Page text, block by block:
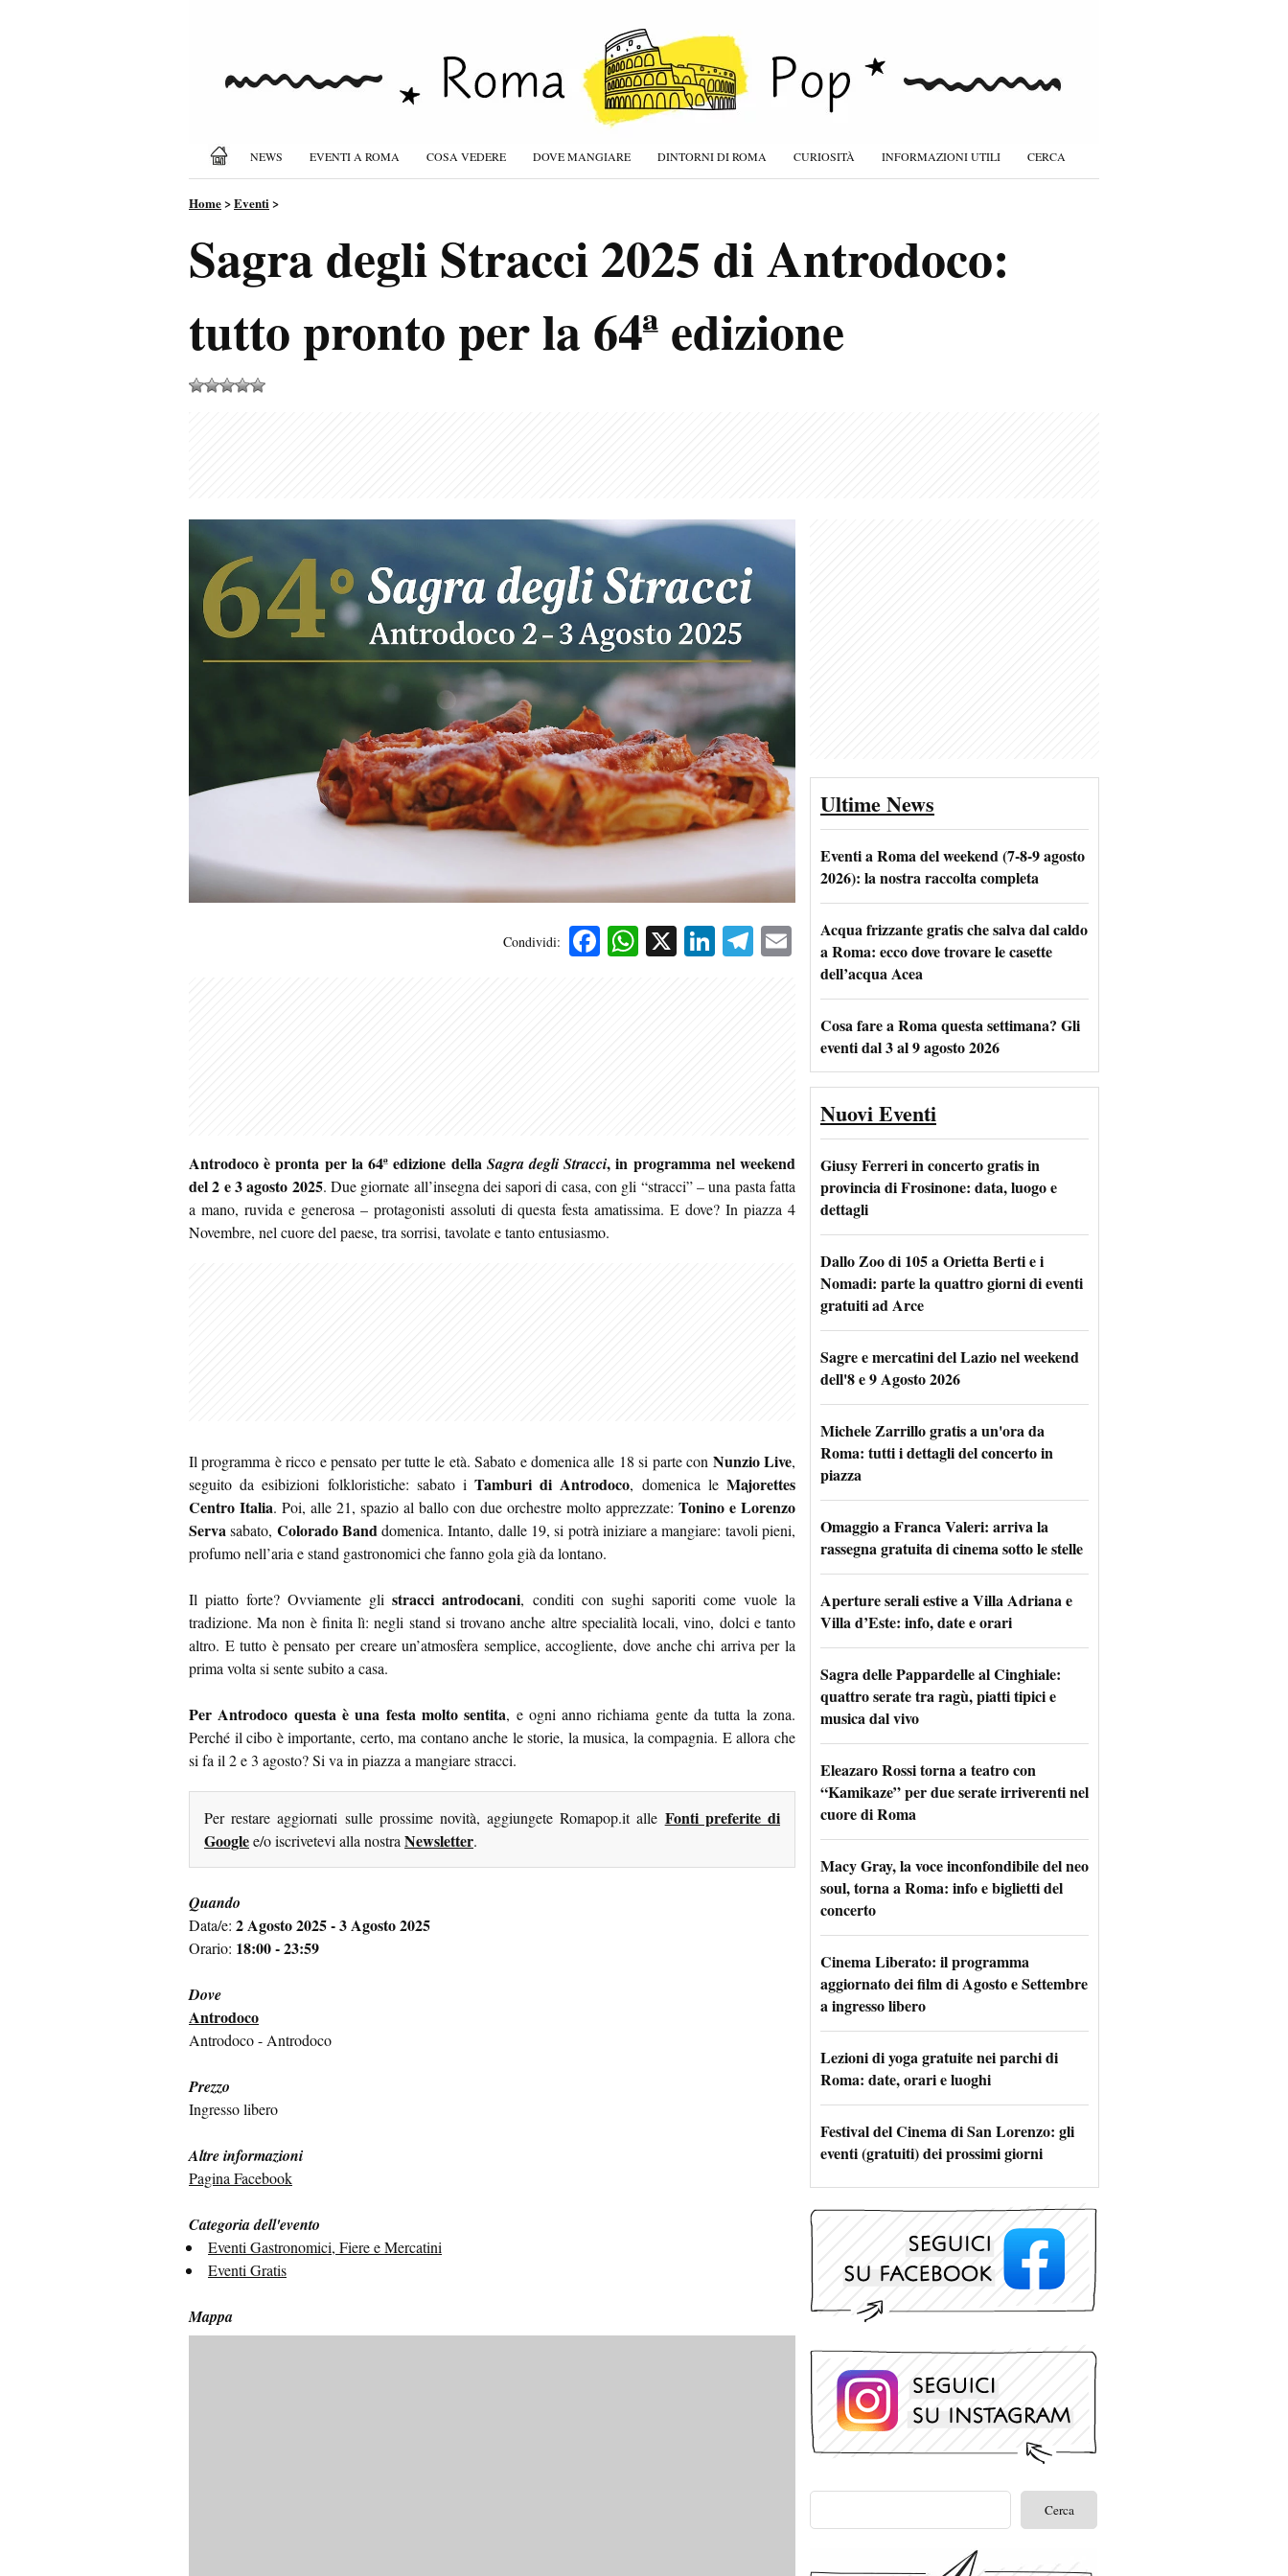
NEWS EVENTI A ROMA COSA VEDERE DOVE MANGIARE DINTORNI DI ROMA CURIOSITÀ INFORMAZIONI UTILI CERCA
Home>Eventi>
Sagra degli Stracci 2025 di Antrodoco:
tutto pronto per la 64ª edizione
Condividi: Facebook
WhatsApp
X LinkedIn
Telegram
Email
Antrodoco è pronta per la 64ª edizione della Sagra degli Stracci, in programma nel weekend
del 2 e 3 agosto 2025. Due giornate all’insegna dei sapori di casa, con gli “stracci” – una pasta fatta
a mano, ruvida e generosa – protagonisti assoluti di questa festa amatissima. E dove? In piazza 4
Novembre, nel cuore del paese, tra sorrisi, tavolate e tanto entusiasmo.
Il programma è ricco e pensato per tutte le età. Sabato e domenica alle 18 si parte con Nunzio Live,
seguito da esibizioni folkloristiche: sabato iTamburi di Antrodoco, domenica leMajorettes
Centro Italia. Poi, alle 21, spazio al ballo con due orchestre molto apprezzate: Tonino e Lorenzo
Servasabato, Colorado Banddomenica. Intanto, dalle 19, si potrà iniziare a mangiare: tavoli pieni,
profumo nell’aria e stand gastronomici che fanno gola già da lontano.
Il piatto forte? Ovviamente glistracci antrodocani, conditi con sughi saporiti come vuole la
tradizione. Ma non è finita lì: negli stand si trovano anche altre specialità locali, vino, dolci e tanto
altro. E tutto è pensato per creare un’atmosfera semplice, accogliente, dove anche chi arriva per la
prima volta si sente subito a casa.
Per Antrodoco questa è una festa molto sentita, e ogni anno richiama gente da tutta la zona.
Perché il cibo è importante, certo, ma contano anche le storie, la musica, la compagnia. E allora che
si fa il 2 e 3 agosto? Si va in piazza a mangiare stracci.
Per restare aggiornati sulle prossime novità, aggiungete Romapop.it alle Fonti preferite di
Googlee/o iscrivetevi alla nostraNewsletter.
Quando
Data/e: 2 Agosto 2025 - 3 Agosto 2025
Orario: 18:00 - 23:59
Dove
Antrodoco
Antrodoco - Antrodoco
Prezzo
Ingresso libero
Altre informazioni
Pagina Facebook
Categoria dell'evento
Eventi Gastronomici, Fiere e Mercatini
Eventi Gratis
Mappa
Ultime News
Eventi a Roma del weekend (7-8-9 agosto
2026): la nostra raccolta completa
Acqua frizzante gratis che salva dal caldo
a Roma: ecco dove trovare le casette
dell’acqua Acea
Cosa fare a Roma questa settimana? Gli
eventi dal 3 al 9 agosto 2026
Nuovi Eventi
Giusy Ferreri in concerto gratis in
provincia di Frosinone: data, luogo e
dettagli
Dallo Zoo di 105 a Orietta Berti e i
Nomadi: parte la quattro giorni di eventi
gratuiti ad Arce
Sagre e mercatini del Lazio nel weekend
dell'8 e 9 Agosto 2026
Michele Zarrillo gratis a un'ora da
Roma: tutti i dettagli del concerto in
piazza
Omaggio a Franca Valeri: arriva la
rassegna gratuita di cinema sotto le stelle
Aperture serali estive a Villa Adriana e
Villa d’Este: info, date e orari
Sagra delle Pappardelle al Cinghiale:
quattro serate tra ragù, piatti tipici e
musica dal vivo
Eleazaro Rossi torna a teatro con
“Kamikaze” per due serate irriverenti nel
cuore di Roma
Macy Gray, la voce inconfondibile del neo
soul, torna a Roma: info e biglietti del
concerto
Cinema Liberato: il programma
aggiornato dei film di Agosto e Settembre
a ingresso libero
Lezioni di yoga gratuite nei parchi di
Roma: date, orari e luoghi
Festival del Cinema di San Lorenzo: gli
eventi (gratuiti) dei prossimi giorni